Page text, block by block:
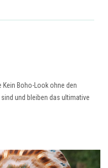
Kein Boho-Look ohne den
und bleiben das ultimative